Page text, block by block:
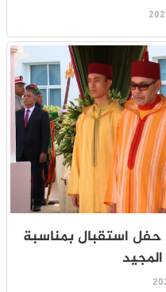
حفل استقبال بمناسبة